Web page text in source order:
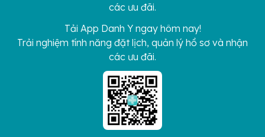
các ưu đãi.
Tải App Danh Y ngay hôm nay!
Trải nghiệm tính năng đặt lịch, quản lý hồ sơ và nhận
các ưu đãi.